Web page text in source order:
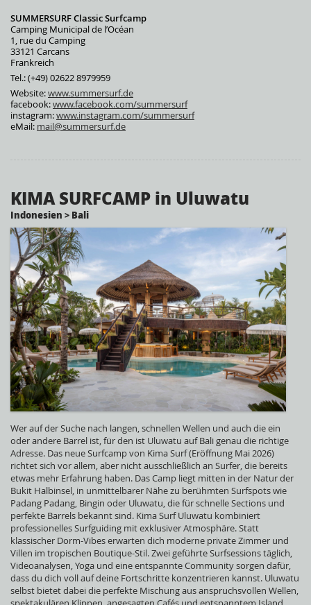
SUMMERSURF Classic Surfcamp
Camping Municipal de l’Océan
1, rue du Camping
33121 Carcans
Frankreich
Tel.: (+49) 02622 8979959
Website:www.summersurf.de
facebook:www.facebook.com/summersurf
instagram:www.instagram.com/summersurf
eMail: mail@summersurf.de
KIMA SURFCAMP in Uluwatu
Indonesien > Bali
Wer auf der Suche nach langen, schnellen Wellen und auch die ein
oder andere Barrel ist, für den ist Uluwatu auf Bali genau die richtige
Adresse. Das neue Surfcamp von Kima Surf (Eröffnung Mai 2026)
richtet sich vor allem, aber nicht ausschließlich an Surfer, die bereits
etwas mehr Erfahrung haben. Das Camp liegt mitten in der Natur der
Bukit Halbinsel, in unmittelbarer Nähe zu berühmten Surfspots wie
Padang Padang, Bingin oder Uluwatu, die für schnelle Sections und
perfekte Barrels bekannt sind. Kima Surf Uluwatu kombiniert
professionelles Surfguiding mit exklusiver Atmosphäre. Statt
klassischer Dorm-Vibes erwarten dich moderne private Zimmer und
Villen im tropischen Boutique-Stil. Zwei geführte Surfsessions täglich,
Videoanalysen, Yoga und eine entspannte Community sorgen dafür,
dass du dich voll auf deine Fortschritte konzentrieren kannst. Uluwatu
selbst bietet dabei die perfekte Mischung aus anspruchsvollen Wellen,